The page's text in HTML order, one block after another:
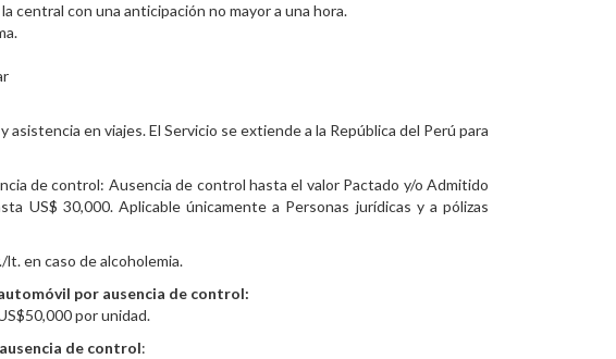
central con una anticipación no mayor a una hora.
en viajes. El Servicio se extiende a la República del Perú para
de control: Ausencia de control hasta el valor Pactado y/o Admitido
US$ 30,000. Aplicable únicamente a Personas jurídicas y a pólizas
en caso de alcoholemia.
por ausencia de control:
por unidad.
de control: